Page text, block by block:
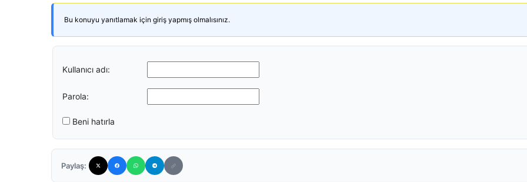
Bu konuyu yanıtlamak için giriş yapmış olmalısınız.
Kullanıcı adı:
Parola:
Beni hatırla
Paylaş: